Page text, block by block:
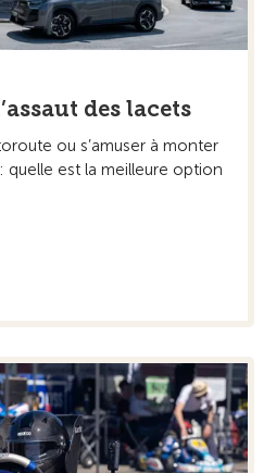
des lacets
ou s’amuser à monter
quelle est la meilleure option